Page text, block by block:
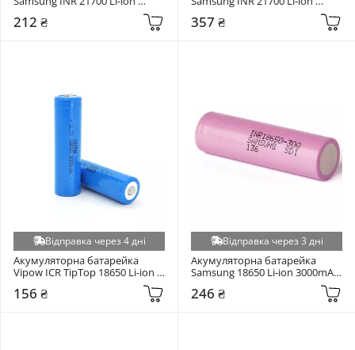
212 ₴ 357 ₴
Відправка через 4 дні
Акумуляторна батарейка
Vipow ICR TipTop 18650 Li-ion
156 ₴
Відправка через 3 дні
Акумуляторна батарейка
Samsung 18650 Li-ion 3000mAh
246 ₴